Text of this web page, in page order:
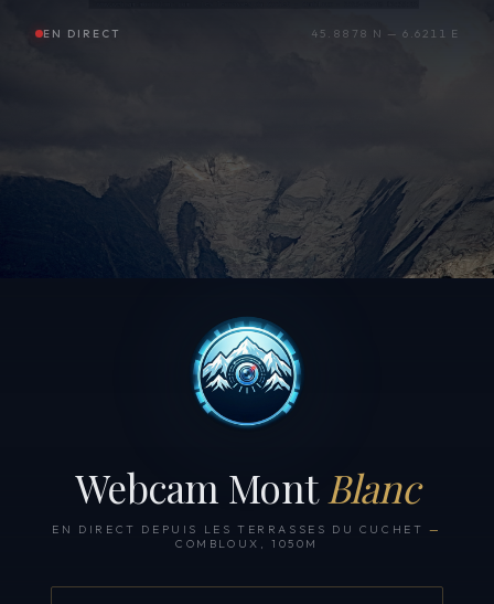
EN DIRECT 45.8878 N — 6.6211 E
Webcam Mont Blanc
EN DIRECT DEPUIS LES TERRASSES DU CUCHET —
COMBLOUX, 1050M